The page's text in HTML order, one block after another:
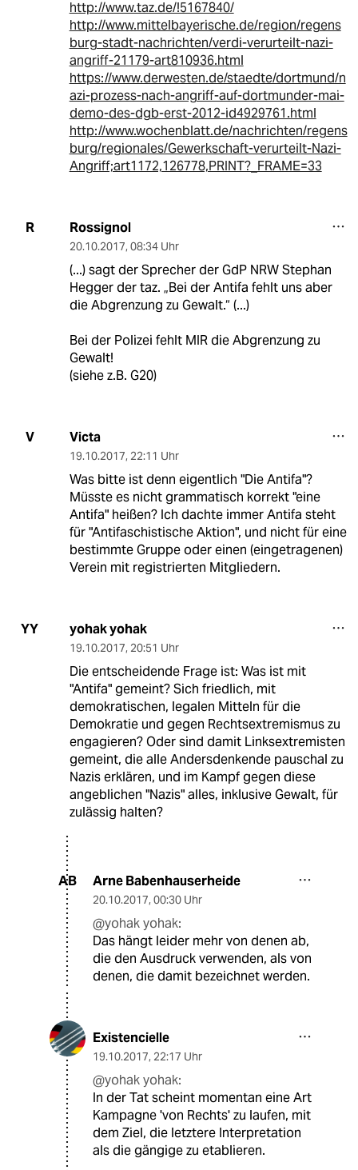
http://www.taz.de/!5167840/
http://www.mittelbayerische.de/region/regens
burg-stadt-nachrichten/verdi-verurteilt-nazi-
angriff-21179-art810936.html
https://www.derwesten.de/staedte/dortmund/n
azi-prozess-nach-angriff-auf-dortmunder-mai-
demo-des-dgb-erst-2012-id4929761.html
http://www.wochenblatt.de/nachrichten/regens
burg/regionales/Gewerkschaft-verurteilt-Nazi-
Angriff;art1172,126778,PRINT?_FRAME=33
R Rossignol
20.10.2017, 08:34 Uhr
(...) sagt der Sprecher der GdP NRW Stephan
Hegger der taz. „Bei der Antifa fehlt uns aber
die Abgrenzung zu Gewalt.“ (...)
Bei der Polizei fehlt MIR die Abgrenzung zu
Gewalt!
(siehe z.B. G20)
V Victa
19.10.2017, 22:11 Uhr
Was bitte ist denn eigentlich "Die Antifa"?
Müsste es nicht grammatisch korrekt "eine
Antifa" heißen? Ich dachte immer Antifa steht
für "Antifaschistische Aktion", und nicht für eine
bestimmte Gruppe oder einen (eingetragenen)
Verein mit registrierten Mitgliedern.
YY yohak yohak
19.10.2017, 20:51 Uhr
Die entscheidende Frage ist: Was ist mit
"Antifa" gemeint? Sich friedlich, mit
demokratischen, legalen Mitteln für die
Demokratie und gegen Rechtsextremismus zu
engagieren? Oder sind damit Linksextremisten
gemeint, die alle Andersdenkende pauschal zu
Nazis erklären, und im Kampf gegen diese
angeblichen "Nazis" alles, inklusive Gewalt, für
zulässig halten?
AB Arne Babenhauserheide
20.10.2017, 00:30 Uhr
@yohak yohak:
Das hängt leider mehr von denen ab,
die den Ausdruck verwenden, als von
denen, die damit bezeichnet werden.
Existencielle
19.10.2017, 22:17 Uhr
@yohak yohak:
In der Tat scheint momentan eine Art
Kampagne 'von Rechts' zu laufen, mit
dem Ziel, die letztere Interpretation
als die gängige zu etablieren.